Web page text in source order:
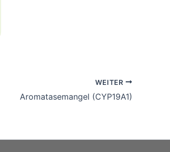
WEITER
Aromatasemangel (CYP19A1)